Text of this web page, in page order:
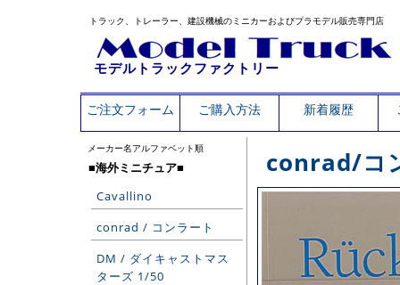
トラック、トレーラー、建設機械のミニカーおよびプラモデル販売専門店
モデルトラックファクトリー
ご注文フォーム ご購入方法 新着履歴
メーカー名アルファベット順
■海外ミニチュア■
Cavallino
conrad / コンラート
DM / ダイキャストマス
ターズ 1/50
conrad/コ